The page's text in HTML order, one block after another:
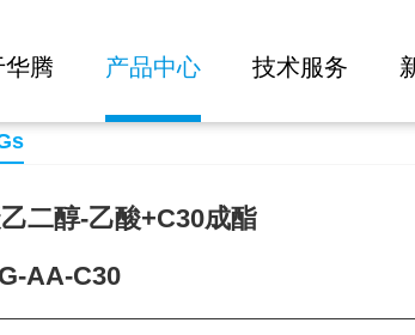
华腾 产品中心 技术服务
二醇-乙酸+C30成酯
AA-C30